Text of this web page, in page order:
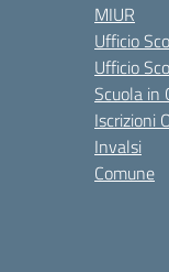
MIUR
Ufficio
Ufficio
Scuola in
Iscrizioni
Invalsi
Comune